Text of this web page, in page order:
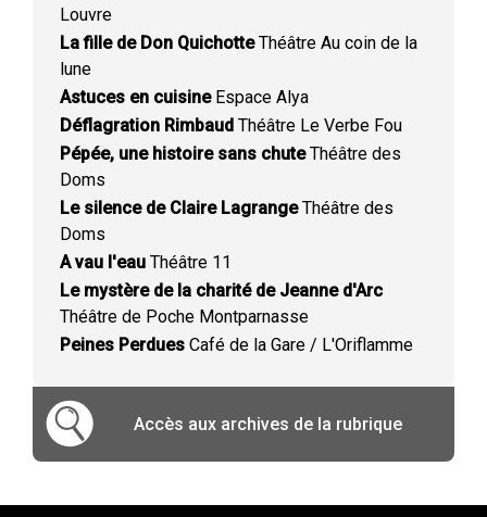
Louvre
La fille de Don QuichotteThéâtre Au coin de la
lune
Astuces en cuisineEspace Alya
Déflagration Rimbaud Théâtre Le Verbe Fou
Pépée, une histoire sans chuteThéâtre des
Doms
Le silence de Claire LagrangeThéâtre des
Doms
A vau l'eau Théâtre 11
Le mystère de la charité de Jeanne d'Arc
Théâtre de Poche Montparnasse
Peines Perdues Café de la Gare / L'Oriflamme
Accès aux archives de la rubrique